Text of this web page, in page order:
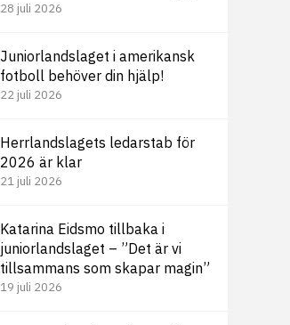
28 juli 2026
Juniorlandslaget i amerikansk
fotboll behöver din hjälp!
22 juli 2026
Herrlandslagets ledarstab för
2026 är klar
21 juli 2026
Katarina Eidsmo tillbaka i
juniorlandslaget – ”Det är vi
tillsammans som skapar magin”
19 juli 2026